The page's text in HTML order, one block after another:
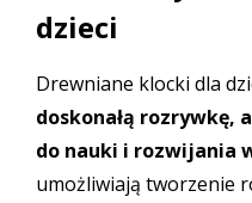
dzieci
Drewniane klocki dla
doskonałą rozrywkę,
do nauki i rozwijania
umożliwiają tworzenie